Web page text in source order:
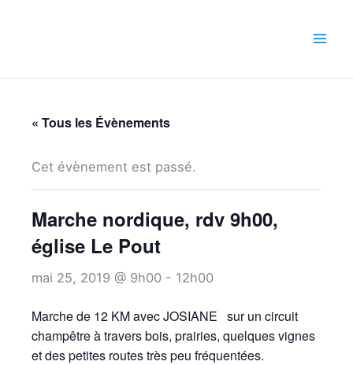
« Tous les Évènements
Cet évènement est passé.
Marche nordique, rdv 9h00,
église Le Pout
mai 25, 2019 @ 9h00 - 12h00
Marche de 12 KM avec JOSIANE sur un circuit
champêtre à travers bois, prairies, quelques vignes
et des petites routes très peu fréquentées.